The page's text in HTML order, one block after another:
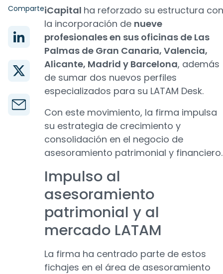
ComparteiCapital ha reforzado su estructura con
la incorporación de nueve
profesionales en sus oficinas de Las
Palmas de Gran Canaria, Valencia,
Alicante, Madrid y Barcelona, además
de sumar dos nuevos perfiles
especializados para su LATAM Desk.
Con este movimiento, la firma impulsa
su estrategia de crecimiento y
consolidación en el negocio de
asesoramiento patrimonial y financiero.
Impulso al
asesoramiento
patrimonial y al
mercado LATAM
La firma ha centrado parte de estos
fichajes en el área de asesoramiento